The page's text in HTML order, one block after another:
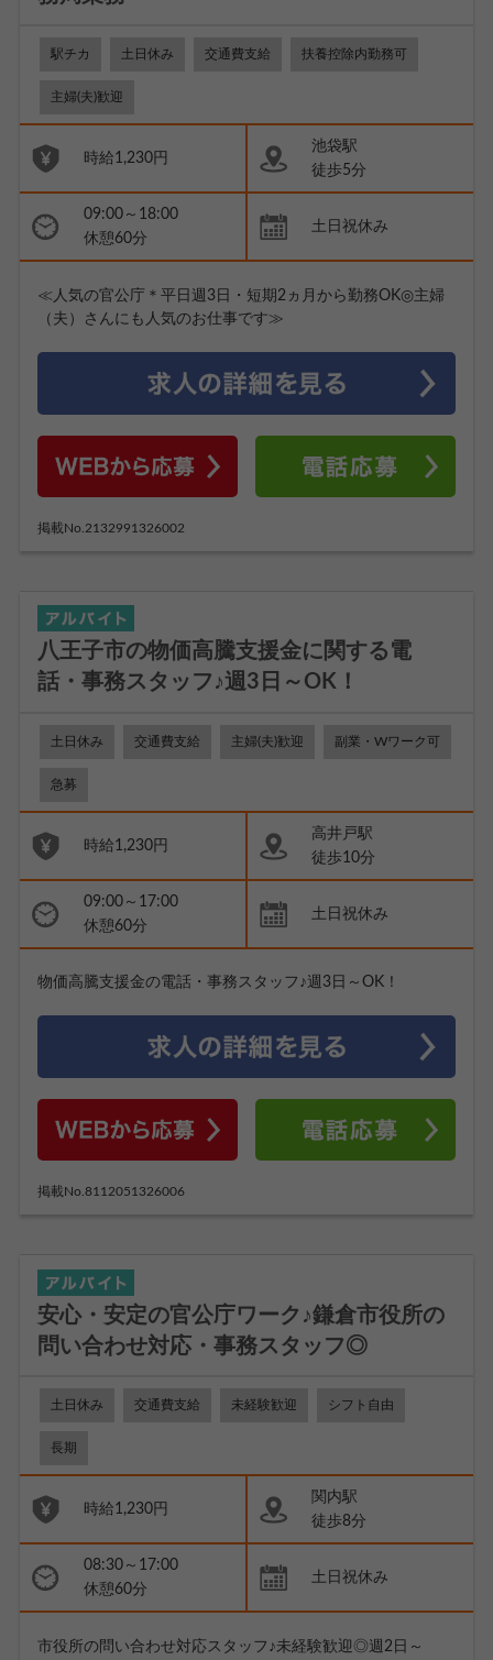
駅チカ 土日休み 交通費支給 扶養控除内勤務可
主婦(夫)歓迎
時給1,230円
池袋駅
徒歩5分
09:00～18:00
休憩60分
土日祝休み
≪人気の官公庁＊平日週3日・短期2ヵ月から勤務OK◎主婦
（夫）さんにも人気のお仕事です≫
掲載No.2132991326002
八王子市の物価高騰支援金に関する電
話・事務スタッフ♪週3日～OK！
土日休み 交通費支給 主婦(夫)歓迎 副業・Wワーク可
急募
時給1,230円
高井戸駅
徒歩10分
09:00～17:00
休憩60分
土日祝休み
物価高騰支援金の電話・事務スタッフ♪週3日～OK！
掲載No.8112051326006
安心・安定の官公庁ワーク♪鎌倉市役所の
問い合わせ対応・事務スタッフ◎
土日休み 交通費支給 未経験歓迎 シフト自由
長期
時給1,230円
関内駅
徒歩8分
08:30～17:00
休憩60分
土日祝休み
市役所の問い合わせ対応スタッフ♪未経験歓迎◎週2日～